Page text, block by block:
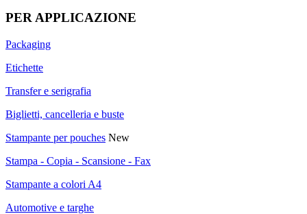
PER APPLICAZIONE
Packaging
Etichette
Transfer e serigrafia
Biglietti, cancelleria e buste
Stampante per pouches New
Stampa - Copia - Scansione - Fax
Stampante a colori A4
Automotive e targhe